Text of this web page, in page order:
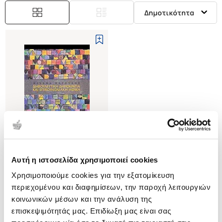
Αυτή η ιστοσελίδα χρησιμοποιεί cookies
Χρησιμοποιούμε cookies για την εξατομίκευση
περιεχομένου και διαφημίσεων, την παροχή λειτουργιών
κοινωνικών μέσων και την ανάλυση της
επισκεψιμότητάς μας. Επιδίωξη μας είναι σας
Δημοτικότητα
(0)
ΔΙΑΒΟΥΛΕΥΤΙΚΗ ΔΗΜΟΚΡΑΤΙΑ
ΚΑΙ ΕΠΙΚΟΙΝΩΝΙΑΚΗ ΗΘΙΚΗ
ΠΑΡΟΥΣΗΣ ΜΙΧΑΛΗΣ
Κωδ. Πολιτείας:2020-0192